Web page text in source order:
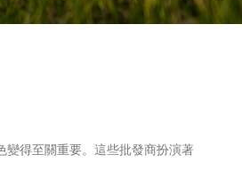
得至關重要。這些批發商扮演著